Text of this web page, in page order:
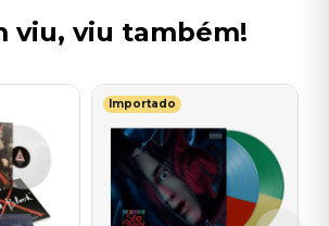
viu, viu também!
Importado